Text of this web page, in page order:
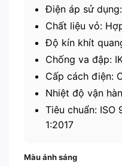
Điện áp sử
Chất liệu vỏ:
Độ kín khít
Chống va đập:
Cấp cách điện:
Nhiệt độ vận
Tiêu chuẩn: ISO
1:2017
Màu ánh sáng